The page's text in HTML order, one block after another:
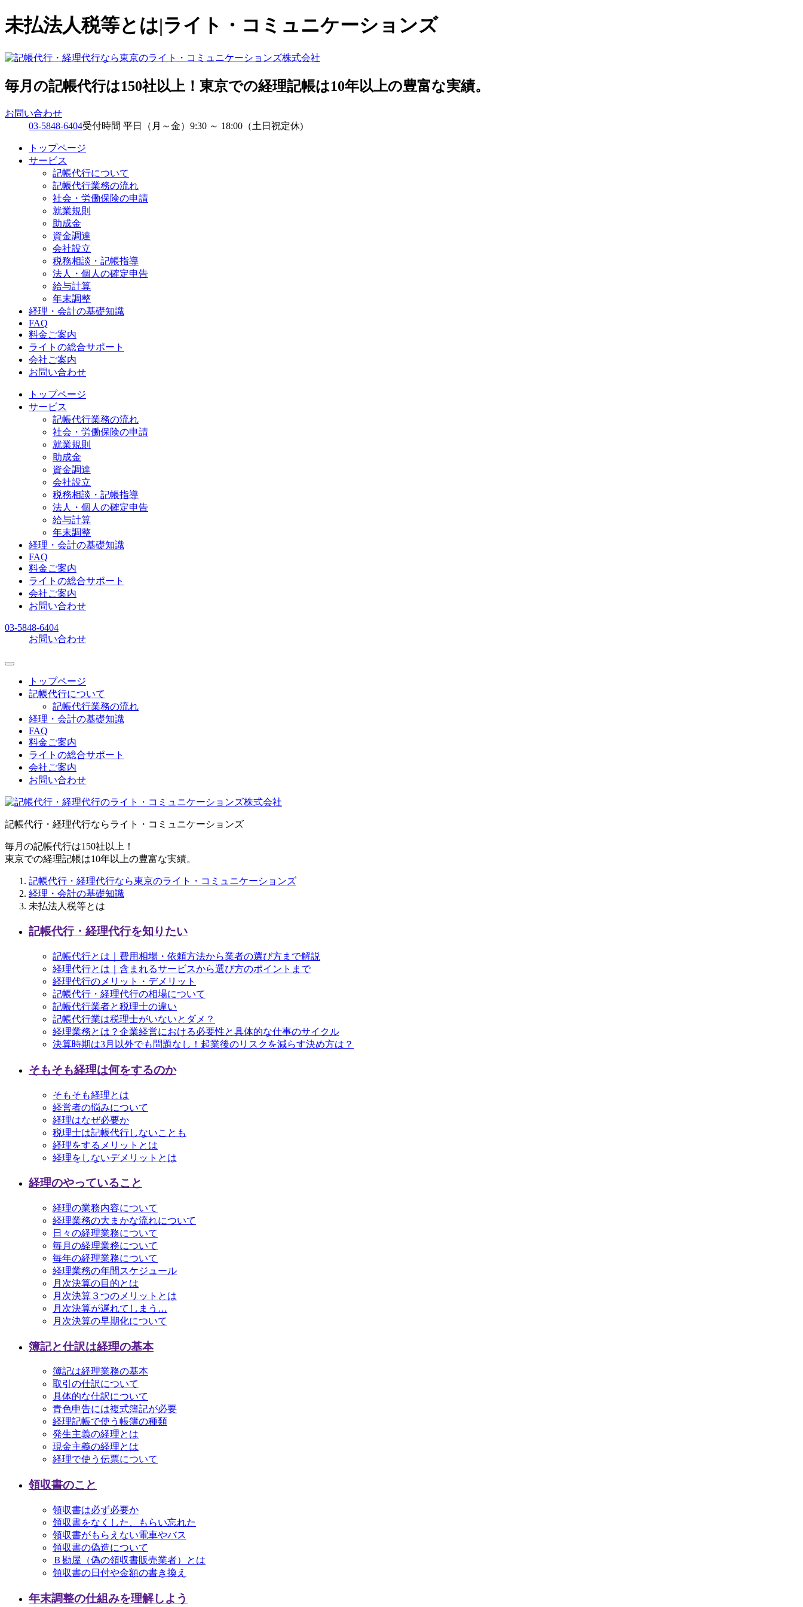
未払法人税等とは|ライト・コミュニケーションズ
毎月の記帳代行は150社以上！東京での経理記帳は10年以上の豊富な実績。
お問い合わせ
03-5848-6404受付時間 平日（月～金）9:30 ～ 18:00（土日祝定休)
トップページ
サービス
記帳代行について
記帳代行業務の流れ
社会・労働保険の申請
就業規則
助成金
資金調達
会社設立
税務相談・記帳指導
法人・個人の確定申告
給与計算
年末調整
経理・会計の基礎知識
FAQ
料金ご案内
ライトの総合サポート
会社ご案内
お問い合わせ
トップページ
サービス
記帳代行業務の流れ
社会・労働保険の申請
就業規則
助成金
資金調達
会社設立
税務相談・記帳指導
法人・個人の確定申告
給与計算
年末調整
経理・会計の基礎知識
FAQ
料金ご案内
ライトの総合サポート
会社ご案内
お問い合わせ
03-5848-6404
お問い合わせ
トップページ
記帳代行について
記帳代行業務の流れ
経理・会計の基礎知識
FAQ
料金ご案内
ライトの総合サポート
会社ご案内
お問い合わせ
記帳代行・経理代行ならライト・コミュニケーションズ
毎月の記帳代行は150社以上！
東京での経理記帳は10年以上の豊富な実績。
記帳代行・経理代行なら東京のライト・コミュニケーションズ
経理・会計の基礎知識
未払法人税等とは
記帳代行・経理代行を知りたい
記帳代行とは｜費用相場・依頼方法から業者の選び方まで解説
経理代行とは｜含まれるサービスから選び方のポイントまで
経理代行のメリット・デメリット
記帳代行・経理代行の相場について
記帳代行業者と税理士の違い
記帳代行業は税理士がいないとダメ？
経理業務とは？企業経営における必要性と具体的な仕事のサイクル
決算時期は3月以外でも問題なし！起業後のリスクを減らす決め方は？
そもそも経理は何をするのか
そもそも経理とは
経営者の悩みについて
経理はなぜ必要か
税理士は記帳代行しないことも
経理をするメリットとは
経理をしないデメリットとは
経理のやっていること
経理の業務内容について
経理業務の大まかな流れについて
日々の経理業務について
毎月の経理業務について
毎年の経理業務について
経理業務の年間スケジュール
月次決算の目的とは
月次決算３つのメリットとは
月次決算が遅れてしまう…
月次決算の早期化について
簿記と仕訳は経理の基本
簿記は経理業務の基本
取引の仕訳について
具体的な仕訳について
青色申告には複式簿記が必要
経理記帳で使う帳簿の種類
発生主義の経理とは
現金主義の経理とは
経理で使う伝票について
領収書のこと
領収書は必ず必要か
領収書をなくした、もらい忘れた
領収書がもらえない電車やバス
領収書の偽造について
Ｂ勘屋（偽の領収書販売業者）とは
領収書の日付や金額の書き換え
年末調整の仕組みを理解しよう